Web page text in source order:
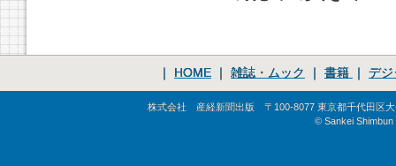
HOME 雑誌・ムック 書籍 デ
株式会社 産経新聞出版 〒100-8077 東京都千代田区
© Sankei Shimbun